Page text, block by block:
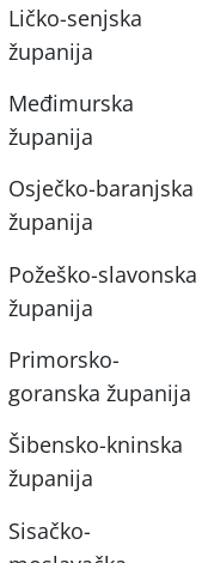
Ličko-senjska
županija
Međimurska
županija
Osječko-baranjska
županija
Požeško-slavonska
županija
Primorsko-
goranska županija
Šibensko-kninska
županija
Sisačko-